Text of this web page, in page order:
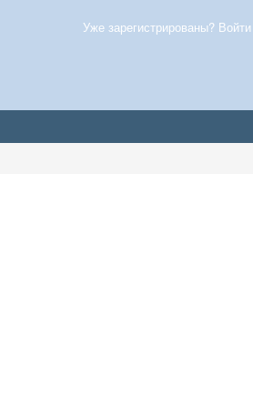
Уже зарегистрированы? Войти